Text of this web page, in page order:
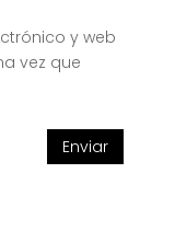
y web
vez que
Enviar